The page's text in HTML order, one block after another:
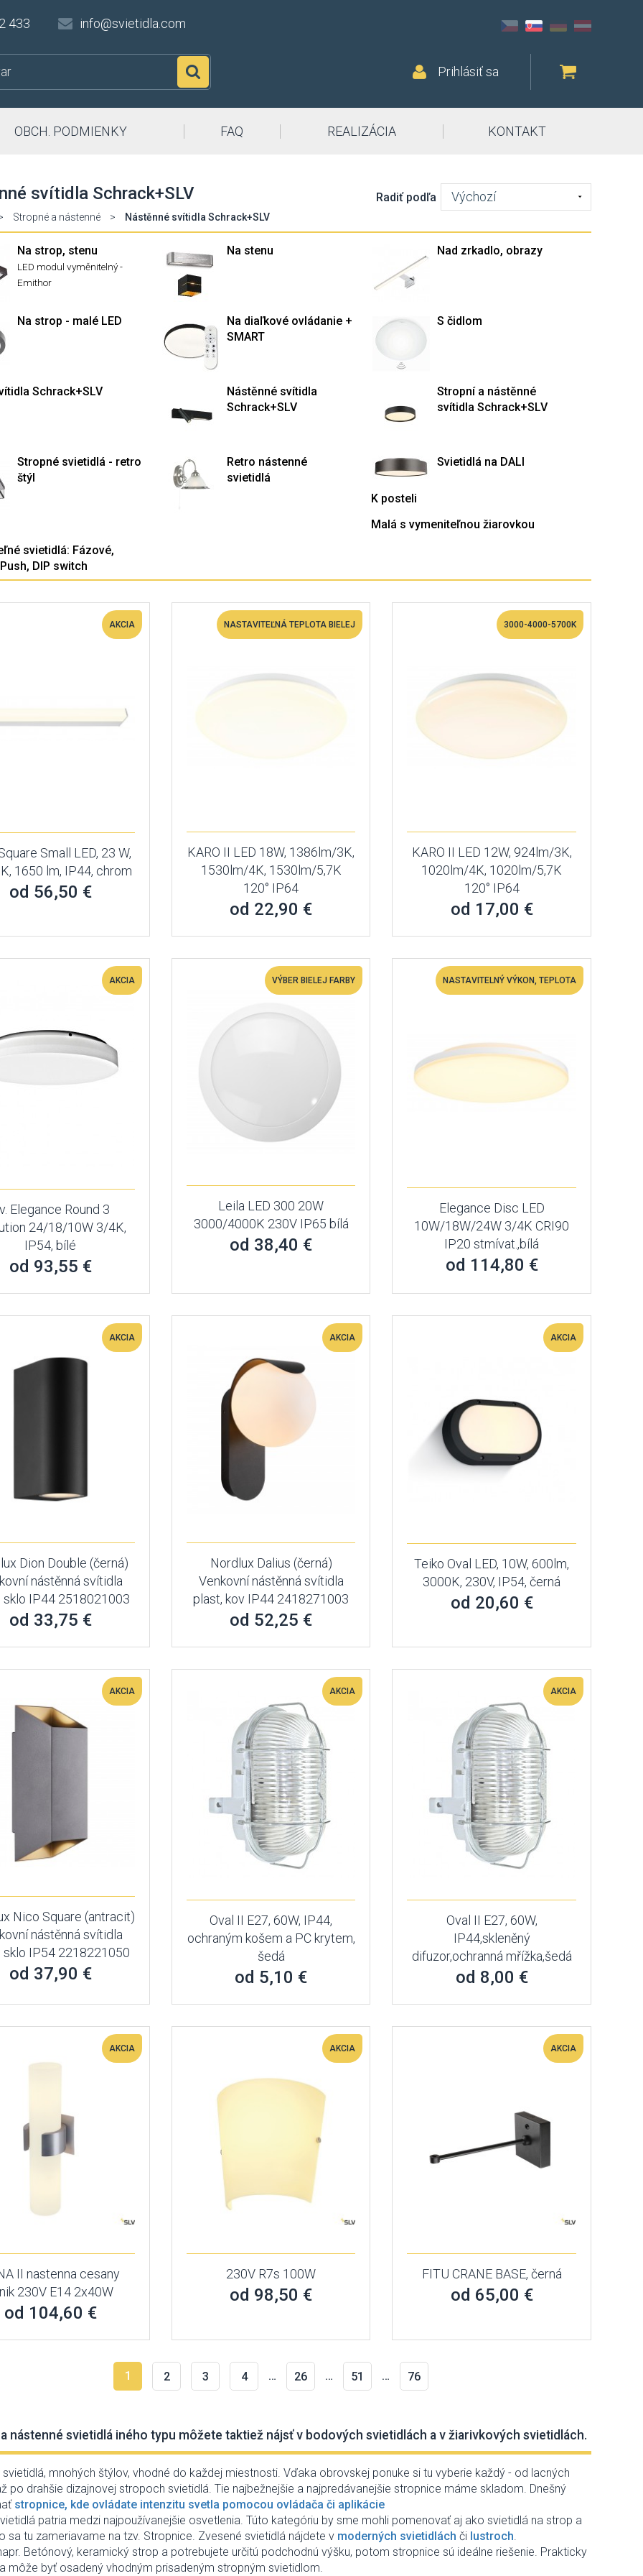
433 info@svietidla.com
Prihlásiť sa
OBCH. PODMIENKY FAQ REALIZÁCIA KONTAKT
svítidla Schrack+SLV
Stropné a nástenné > Nástěnné svítidla Schrack+SLV
Radiť podľa Výchozí
Na strop, stenu
LED modul vyměnitelný -
Emithor
Na stenu Nad zrkadlo, obrazy
Na strop - malé LED
Na diaľkové ovládanie +
SMART
S čidlom
Schrack+SLV
Nástěnné svítidla
Schrack+SLV
Stropní a nástěnné
svítidla Schrack+SLV
Stropné svietidlá - retro
štýl
Retro nástenné
svietidlá
Svietidlá na DALI
K posteli
Malá s vymeniteľnou žiarovkou
svietidlá: Fázové,
DIP switch
AKCIA
Small LED, 23 W,
1650 lm, IP44, chrom
od 56,50 €
NASTAVITEĽNÁ TEPLOTA BIELEJ
KARO II LED 18W, 1386lm/3K,
1530lm/4K, 1530lm/5,7K
120° IP64
od 22,90 €
3000-4000-5700K
KARO II LED 12W, 924lm/3K,
1020lm/4K, 1020lm/5,7K
120° IP64
od 17,00 €
AKCIA
Elegance Round 3
24/18/10W 3/4K,
IP54, bílé
od 93,55 €
VÝBER BIELEJ FARBY
Leila LED 300 20W
3000/4000K 230V IP65 bílá
od 38,40 €
NASTAVITELNÝ VÝKON, TEPLOTA
Elegance Disc LED
10W/18W/24W 3/4K CRI90
IP20 stmívat.,bílá
od 114,80 €
AKCIA
Dion Double (černá)
nástěnná svítidla
sklo IP44 2518021003
od 33,75 €
AKCIA
Nordlux Dalius (černá)
Venkovní nástěnná svítidla
plast, kov IP44 2418271003
od 52,25 €
AKCIA
Teiko Oval LED, 10W, 600lm,
3000K, 230V, IP54, černá
od 20,60 €
AKCIA
Nico Square (antracit)
nástěnná svítidla
sklo IP54 2218221050
od 37,90 €
AKCIA
Oval II E27, 60W, IP44,
ochraným košem a PC krytem,
šedá
od 5,10 €
AKCIA
Oval II E27, 60W,
IP44,skleněný
difuzor,ochranná mřížka,šedá
od 8,00 €
AKCIA
II nastenna cesany
230V E14 2x40W
od 104,60 €
AKCIA
230V R7s 100W
od 98,50 €
AKCIA
FITU CRANE BASE, černá
od 65,00 €
1 2 3 4 … 26 … 51 … 76
nástenné svietidlá iného typu môžete taktiež nájsť v bodových svietidlách a v žiarivkových svietidlách.
svietidlá, mnohých štýlov, vhodné do každej miestnosti. Vďaka obrovskej ponuke si tu vyberie každý - od lacných
po drahšie dizajnovej stropoch svietidlá. Tie najbežnejšie a najpredávanejšie stropnice máme skladom. Dnešný
stropnice, kde ovládate intenzitu svetla pomocou ovládača či aplikácie
patria medzi najpoužívanejšie osvetlenia. Túto kategóriu by sme mohli pomenovať aj ako svietidlá na strop a
sa tu zameriavame na tzv. Stropnice. Zvesené svietidlá nájdete v moderných svietidlách či lustroch.
Betónový, keramický strop a potrebujete určitú podchodnú výšku, potom stropnice sú ideálne riešenie. Prakticky
môže byť osadený vhodným prisadeným stropným svietidlom.